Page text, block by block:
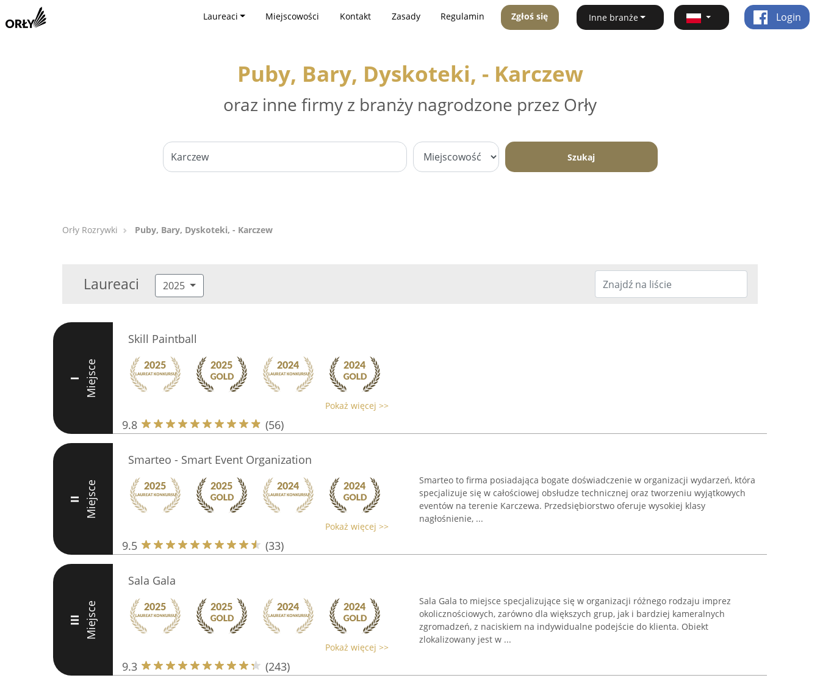
Laureaci Miejscowości Kontakt Zasady Regulamin Zgłoś się Inne branże Login
Puby, Bary, Dyskoteki, - Karczew
oraz inne firmy z branży nagrodzone przez Orły
Szukaj
Orły Rozrywki Puby, Bary, Dyskoteki, - Karczew
Laureaci 2025
I Miejsce
Skill Paintball
Pokaż więcej >>
9.8 (56)
II Miejsce
Smarteo - Smart Event Organization
Pokaż więcej >>
9.5 (33)
Smarteo to firma posiadająca bogate doświadczenie w organizacji wydarzeń, która
specjalizuje się w całościowej obsłudze technicznej oraz tworzeniu wyjątkowych
eventów na terenie Karczewa. Przedsiębiorstwo oferuje wysokiej klasy
nagłośnienie, ...
III Miejsce
Sala Gala
Pokaż więcej >>
9.3 (243)
Sala Gala to miejsce specjalizujące się w organizacji różnego rodzaju imprez
okolicznościowych, zarówno dla większych grup, jak i bardziej kameralnych
zgromadzeń, z naciskiem na indywidualne podejście do klienta. Obiekt
zlokalizowany jest w ...